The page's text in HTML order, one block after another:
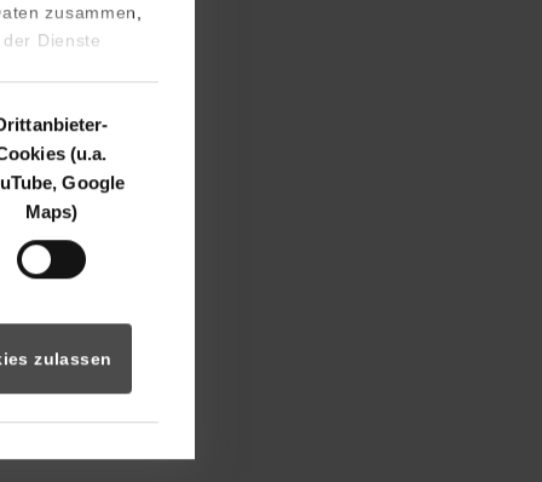
zusammen,
Dienste
(u.a.
Google
Maps)
zulassen
Verwendung von
(ehemals PIWIK)
Die
Einwilligung